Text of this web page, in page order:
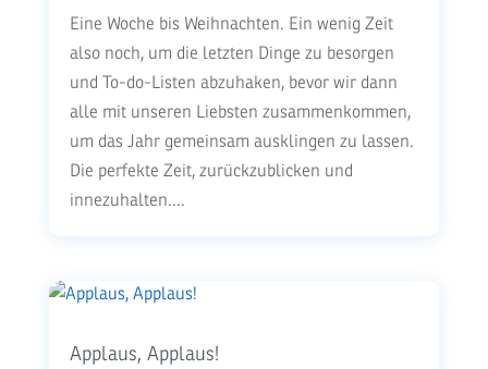
Eine Woche bis Weihnachten. Ein wenig Zeit
also noch, um die letzten Dinge zu besorgen
und To-do-Listen abzuhaken, bevor wir dann
alle mit unseren Liebsten zusammenkommen,
um das Jahr gemeinsam ausklingen zu lassen.
Die perfekte Zeit, zurückzublicken und
innezuhalten....
Applaus, Applaus!